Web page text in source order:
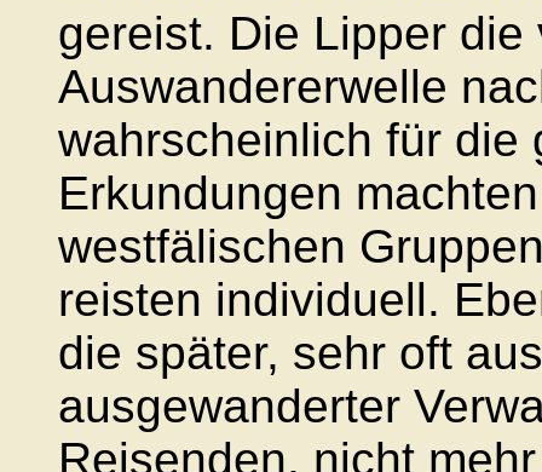
gereist. Die Lipper
Auswandererwelle
wahrscheinlich für die
Erkundungen
westfälischen
reisten individuell.
die später, sehr oft
ausgewanderter
Reisenden, nicht